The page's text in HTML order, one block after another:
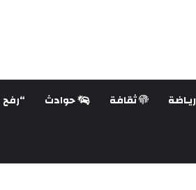
ريـاضة ثقافة حوادث